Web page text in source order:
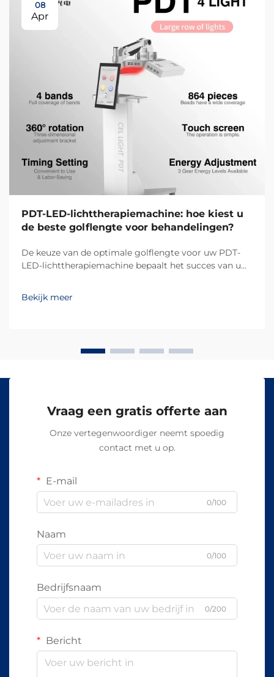
08
Apr
PDT-LED-lichttherapiemachine: hoe kiest u
de beste golflengte voor behandelingen?
De keuze van de optimale golflengte voor uw PDT-
LED-lichttherapiemachine bepaalt het succes van uw
klanten. Verschillende golflengten dringen op
verschillende dieptes in de huid door en activeren
Bekijk meer
Vraag een gratis offerte aan
Onze vertegenwoordiger neemt spoedig
contact met u op.
E-mail
0/100
Naam
0/100
Bedrijfsnaam
0/200
Bericht